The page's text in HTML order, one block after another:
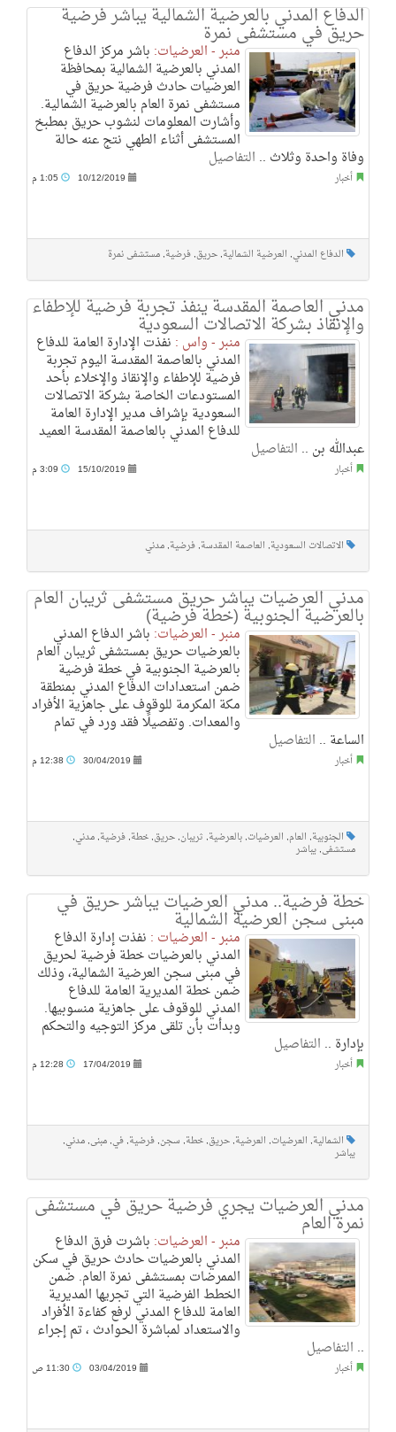
الدفاع المدني بالعرضية الشمالية يباشر فرضية
حريق في مستشفى نمرة
منبر - العرضيات: باشر مركز الدفاع
المدني بالعرضية الشمالية بمحافظة
العرضيات حادث فرضية حريق في
مستشفى نمرة العام بالعرضية الشمالية.
وأشارت المعلومات لنشوب حريق بمطبخ
المستشفى أثناء الطهي نتج عنه حالة
وفاة واحدة وثلاث .. التفاصيل
أخبار 10/12/2019
الدفاع المدني, العرضية الشمالية, حريق, فرضية, مستشفى نمرة
مدني العاصمة المقدسة ينفذ تجربة فرضية للإطفاء
والإنقاذ بشركة الاتصالات السعودية
منبر - واس : نفذت الإدارة العامة للدفاع
المدني بالعاصمة المقدسة اليوم تجربة
فرضية للإطفاء والإنقاذ والإخلاء بأحد
المستودعات الخاصة بشركة الاتصالات
السعودية بإشراف مدير الإدارة العامة
للدفاع المدني بالعاصمة المقدسة العميد
عبدالله بن .. التفاصيل
أخبار 15/10/2019
الاتصالات السعودية, العاصمة المقدسة, فرضية, مدني
مدني العرضيات يباشر حريق مستشفى ثريبان العام
بالعرضية الجنوبية (خطة فرضية)
منبر - العرضيات: باشر الدفاع المدني
بالعرضيات حريق بمستشفى ثريبان العام
بالعرضية الجنوبية في خطة فرضية
ضمن استعدادات الدفاع المدني بمنطقة
مكة المكرمة للوقوف على جاهزية الأفراد
والمعدات. وتفصيلًا فقد ورد في تمام
الساعة .. التفاصيل
أخبار 30/04/2019
الجنوبية, العام, العرضيات, بالعرضية, ثريبان, حريق, خطة, فرضية, مدني,
مستشفى, يباشر
خطة فرضية.. مدني العرضيات يباشر حريق في
مبنى سجن العرضية الشمالية
منبر - العرضيات : نفذت إدارة الدفاع
المدني بالعرضيات خطة فرضية لحريق
في مبنى سجن العرضية الشمالية، وذلك
ضمن خطة المديرية العامة للدفاع
المدني للوقوف على جاهزية منسوبيها.
وبدأت بأن تلقى مركز التوجيه والتحكم
بإدارة .. التفاصيل
أخبار 17/04/2019
الشمالية, العرضيات, العرضية, حريق, خطة, سجن, فرضية, في, مبنى, مدني,
يباشر
مدني العرضيات يجري فرضية حريق في مستشفى
نمرة العام
منبر - العرضيات: باشرت فرق الدفاع
المدني بالعرضيات حادث حريق في سكن
الممرضات بمستشفى نمرة العام. ضمن
الخطط الفرضية التي تجريها المديرية
العامة للدفاع المدني لرفع كفاءة الأفراد
والاستعداد لمباشرة الحوادث ، تم إجراء
.. التفاصيل
أخبار 03/04/2019